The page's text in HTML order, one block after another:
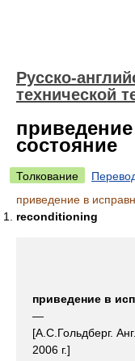
Русско-
технической
состояние
Толкование
приведение в
reconditioning
приведение в
—
[А.С.Гольдберг.
2006 г.]